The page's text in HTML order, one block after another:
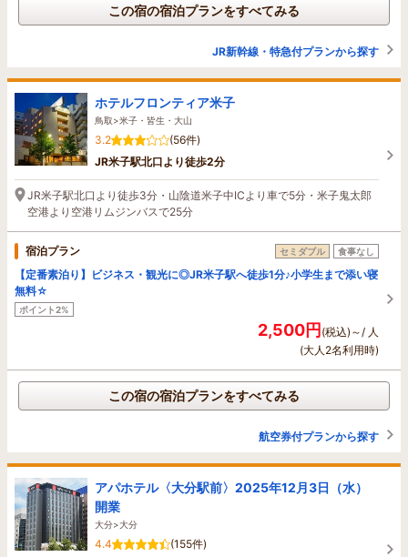
この宿の宿泊プランをすべてみる
JR新幹線・特急付プランから探す
ホテルフロンティア米子
鳥取>米子・皆生・大山
3.2
(56件)
JR米子駅北口より徒歩2分
JR米子駅北口より徒歩3分・山陰道米子中ICより車で5分・米子鬼太郎
空港より空港リムジンバスで25分
宿泊プラン セミダブル 食事なし
【定番素泊り】ビジネス・観光に◎JR米子駅へ徒歩1分♪小学生まで添い寝
無料☆
ポイント2%
2,500円(税込)～/ 人
(大人2名利用時)
この宿の宿泊プランをすべてみる
航空券付プランから探す
アパホテル〈大分駅前〉2025年12月3日（水）
開業
大分>大分
4.4
(155件)